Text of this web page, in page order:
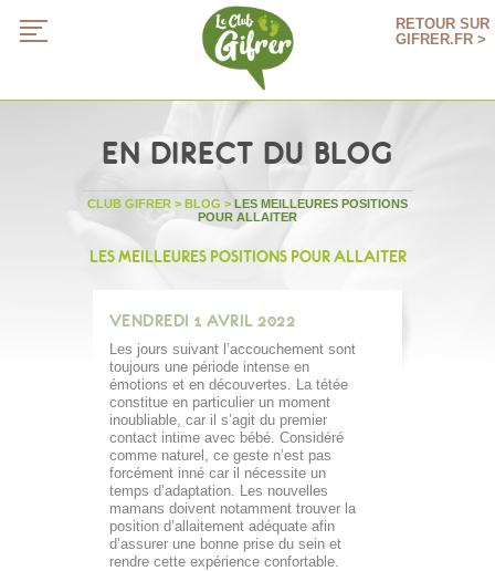
RETOUR SUR
GIFRER.FR >
EN DIRECT DU BLOG
CLUB GIFRER > BLOG > LES MEILLEURES POSITIONS
POUR ALLAITER
LES MEILLEURES POSITIONS POUR ALLAITER
VENDREDI 1 AVRIL 2022
Les jours suivant l’accouchement sont
toujours une période intense en
émotions et en découvertes. La tétée
constitue en particulier un moment
inoubliable, car il s’agit du premier
contact intime avec bébé. Considéré
comme naturel, ce geste n’est pas
forcément inné car il nécessite un
temps d’adaptation. Les nouvelles
mamans doivent notamment trouver la
position d’allaitement adéquate afin
d’assurer une bonne prise du sein et
rendre cette expérience confortable.